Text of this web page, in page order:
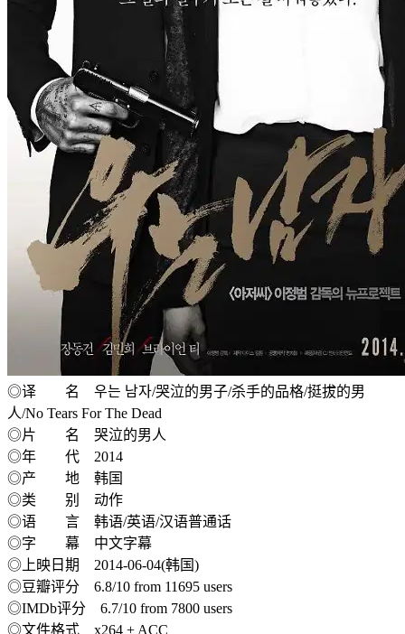
◎译 名 우는 남자/哭泣的男子/杀手的品格/挺拔的男
人/No Tears For The Dead
◎片 名 哭泣的男人
◎年 代 2014
◎产 地 韩国
◎类 别 动作
◎语 言 韩语/英语/汉语普通话
◎字 幕 中文字幕
◎上映日期 2014-06-04(韩国)
◎豆瓣评分 6.8/10 from 11695 users
◎IMDb评分 6.7/10 from 7800 users
◎文件格式 x264 + ACC